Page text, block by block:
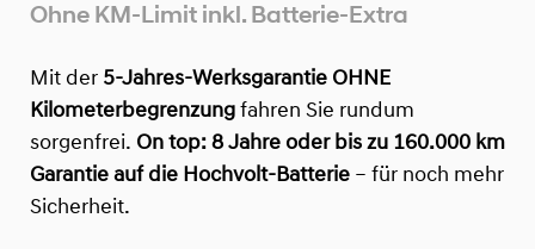
Ohne KM-Limit inkl. Batterie-Extra
Mit der 5-Jahres-Werksgarantie OHNE
Kilometerbegrenzung fahren Sie rundum
sorgenfrei. On top: 8 Jahre oder bis zu 160.000 km
Garantie auf die Hochvolt-Batterie – für noch mehr
Sicherheit.